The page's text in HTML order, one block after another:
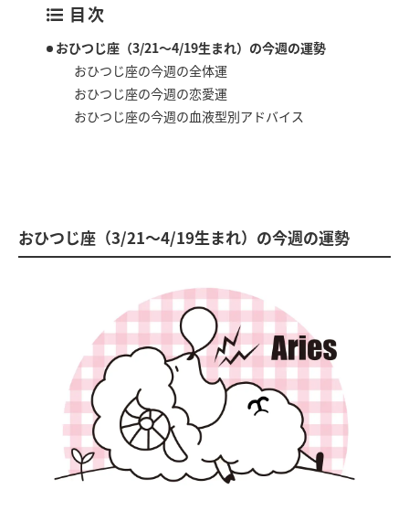
目次
おひつじ座（3/21～4/19生まれ）の今週の運勢
おひつじ座の今週の全体運
おひつじ座の今週の恋愛運
おひつじ座の今週の血液型別アドバイス
おひつじ座（3/21～4/19生まれ）の今週の運勢